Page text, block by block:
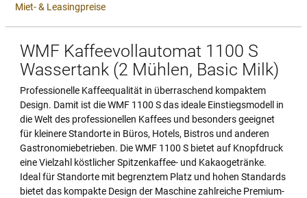
Miet- & Leasingpreise
WMF Kaffeevollautomat 1100 S
Wassertank (2 Mühlen, Basic Milk)
Professionelle Kaffeequalität in überraschend kompaktem
Design. Damit ist die WMF 1100 S das ideale Einstiegsmodell in
die Welt des professionellen Kaffees und besonders geeignet
für kleinere Standorte in Büros, Hotels, Bistros und anderen
Gastronomiebetrieben. Die WMF 1100 S bietet auf Knopfdruck
eine Vielzahl köstlicher Spitzenkaffee- und Kakaogetränke.
Ideal für Standorte mit begrenztem Platz und hohen Standards
bietet das kompakte Design der Maschine zahlreiche Premium-